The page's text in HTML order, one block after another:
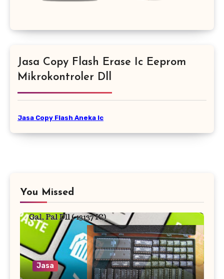
Jasa Copy Flash Erase Ic Eeprom
Mikrokontroler Dll
Jasa Copy Flash Aneka Ic
You Missed
Jasa